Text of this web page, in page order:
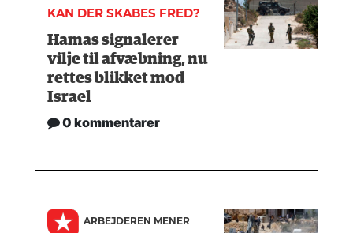
KAN DER SKABES FRED?
Hamas signalerer
vilje til afvæbning, nu
rettes blikket mod
Israel
0 kommentarer
ARBEJDEREN MENER